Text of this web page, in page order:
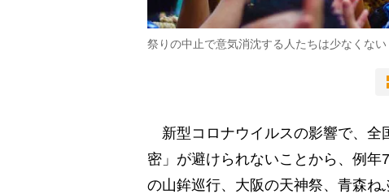
祭りの中止で意気消沈する人たちは少なくない
新型コロナウイルスの影響で、全
密」が避けられないことから、例
の山鉾巡行、大阪の天神祭、青森